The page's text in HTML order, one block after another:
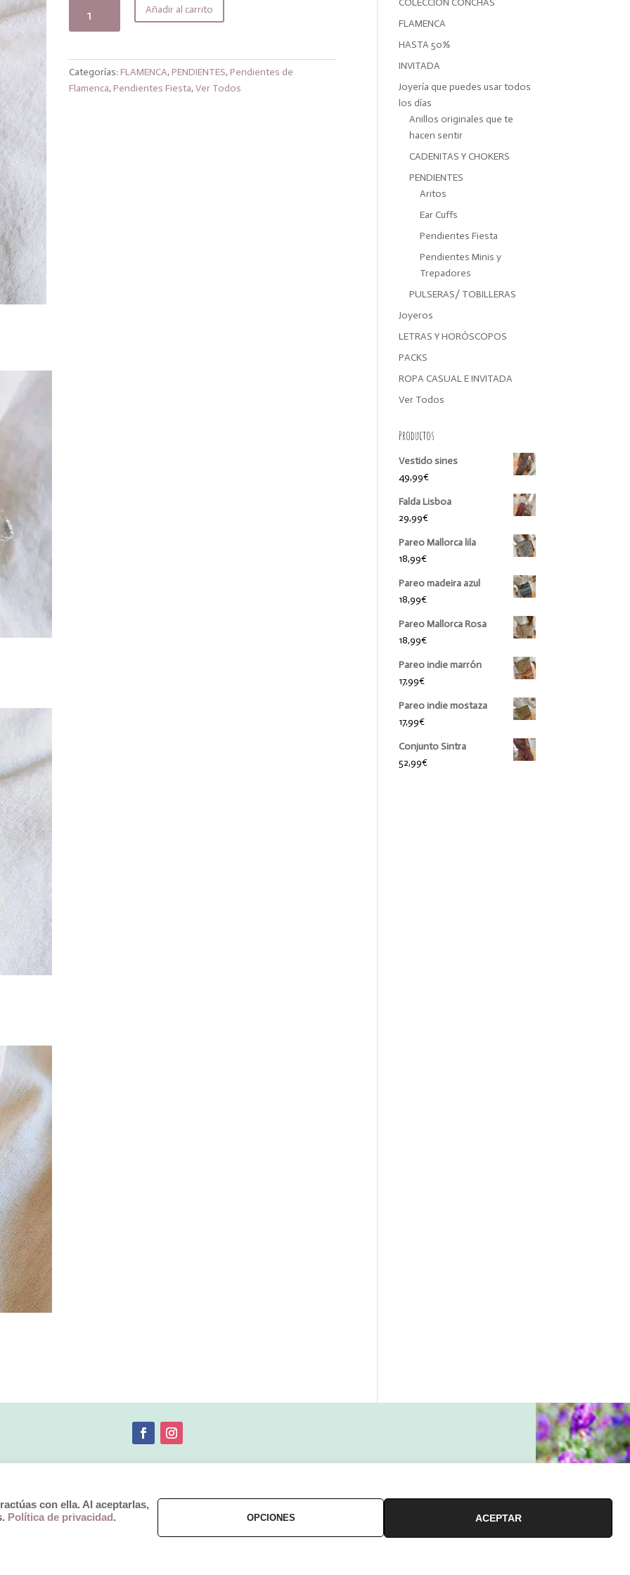
era: es:
Añadir al carrito
Categorías: FLAMENCA, PENDIENTES, Pendientes de
Flamenca, Pendientes Fiesta,Ver Todos
COLECCIÓN CONCHAS
FLAMENCA
HASTA 50%
INVITADA
Joyería que puedes usar todos
los días
Anillos originales que te
hacen sentir
CADENITAS Y CHOKERS
PENDIENTES
Aritos
Ear Cuffs
Pendientes Fiesta
Pendientes Minis y
Trepadores
PULSERAS/ TOBILLERAS
Joyeros
LETRAS Y HORÓSCOPOS
PACKS
ROPA CASUAL E INVITADA
Ver Todos
Productos
Vestido sines
49,99€
Falda Lisboa
29,99€
Pareo Mallorca lila
18,99€
Pareo madeira azul
18,99€
Pareo Mallorca Rosa
18,99€
Pareo indie marrón
17,99€
Pareo indie mostaza
17,99€
Conjunto Sintra
52,99€
Términos y Condiciones–Pagos y Envíos
con ella. Al aceptarlas,
Política de privacidad . OPCIONES ACEPTAR